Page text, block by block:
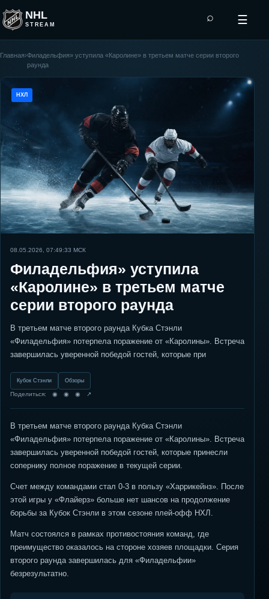
NHL
STREAM
⌕ ☰
Главная›Филадельфия» уступила «Каролине» в третьем матче серии второго
раунда
НХЛ
08.05.2026, 07:49:33 МСК
Филадельфия» уступила
«Каролине» в третьем матче
серии второго раунда
В третьем матче второго раунда Кубка Стэнли
«Филадельфия» потерпела поражение от «Каролины». Встреча
завершилась уверенной победой гостей, которые при
Кубок Стэнли Обзоры
Поделиться: ◉ ◉ ◉ ↗
В третьем матче второго раунда Кубка Стэнли
«Филадельфия» потерпела поражение от «Каролины». Встреча
завершилась уверенной победой гостей, которые принесли
сопернику полное поражение в текущей серии.
Счет между командами стал 0-3 в пользу «Харрикейнз». После
этой игры у «Флайерз» больше нет шансов на продолжение
борьбы за Кубок Стэнли в этом сезоне плей-офф НХЛ.
Матч состоялся в рамках противостояния команд, где
преимущество оказалось на стороне хозяев площадки. Серия
второго раунда завершилась для «Филадельфии»
безрезультатно.